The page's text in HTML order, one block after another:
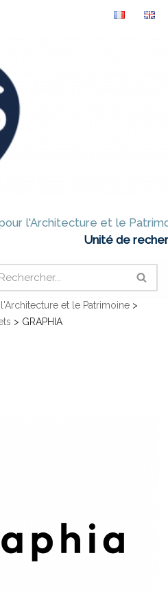
l'Architecture et le
Unité de
et le Patrimoine >
> GRAPHIA